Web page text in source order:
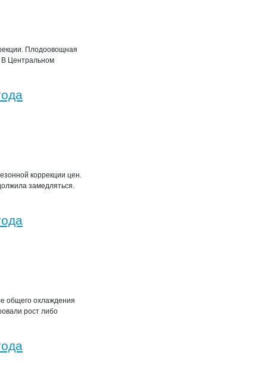
Плодоовощная
В Центральном
коррекции цен.
замедляться.
общего охлаждения
рост либо